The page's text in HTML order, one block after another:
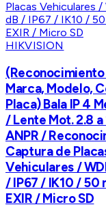
HIKVISION
Marca, Modelo,
Placa) Bala IP 4
/ Lente Mot. 2.8 a
ANPR /
Captura de
Vehiculares /
/ IP67 / IK10 / 50
EXIR / Micro SD